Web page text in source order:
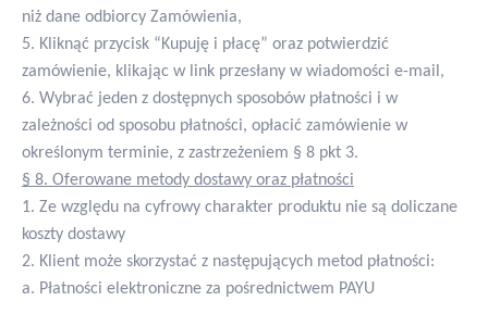
niż dane odbiorcy Zamówienia,
5. Kliknąć przycisk “Kupuję i płacę” oraz potwierdzić
zamówienie, klikając w link przesłany w wiadomości e-mail,
6. Wybrać jeden z dostępnych sposobów płatności i w
zależności od sposobu płatności, opłacić zamówienie w
określonym terminie, z zastrzeżeniem § 8 pkt 3.
§ 8. Oferowane metody dostawy oraz płatności
1. Ze względu na cyfrowy charakter produktu nie są doliczane
koszty dostawy
2. Klient może skorzystać z następujących metod płatności:
a. Płatności elektroniczne za pośrednictwem PAYU